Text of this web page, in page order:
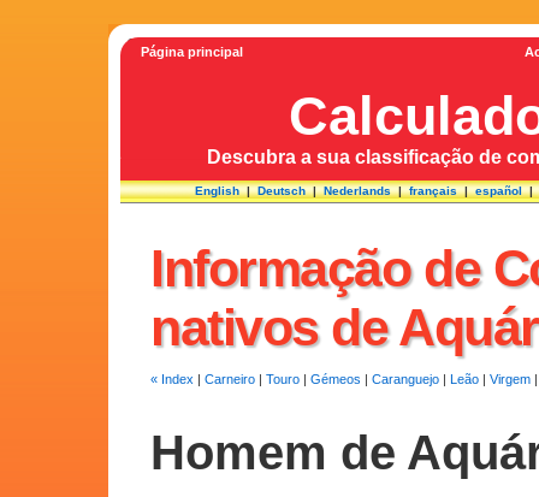
Página principal
Descubra a sua classificação de
English|Deutsch|Nederlands|français|español|
Informação de
nativos de
« Index | Carneiro | Touro | Gémeos | Caranguejo | Leão | Virgem
Homem de